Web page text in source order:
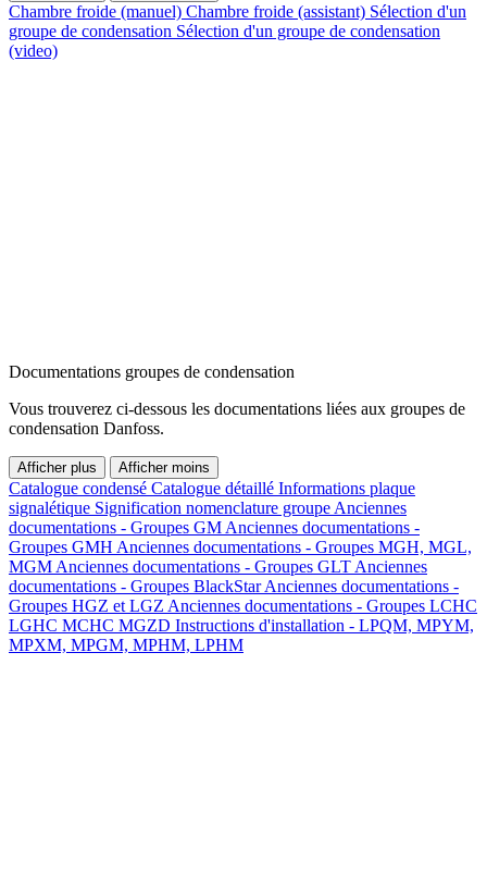
Chambre froide (manuel) Chambre froide (assistant) Sélection d'un
groupe de condensation Sélection d'un groupe de condensation
(video)
Documentations groupes de condensation
Vous trouverez ci-dessous les documentations liées aux groupes de
condensation Danfoss.
Afficher plus Afficher moins
Catalogue condensé Catalogue détaillé Informations plaque
signalétique Signification nomenclature groupe Anciennes
documentations - Groupes GM Anciennes documentations -
Groupes GMH Anciennes documentations - Groupes MGH, MGL,
MGM Anciennes documentations - Groupes GLT Anciennes
documentations - Groupes BlackStarAnciennes documentations -
Groupes HGZ et LGZ Anciennes documentations - Groupes LCHC
LGHC MCHC MGZD Instructions d'installation - LPQM, MPYM,
MPXM, MPGM, MPHM, LPHM